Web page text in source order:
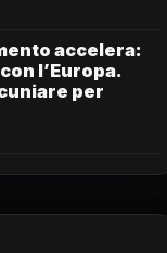
accelera:
l’Europa.
per